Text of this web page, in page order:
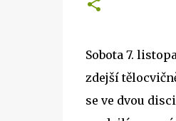
Sobota 7.
zdejší
se ve dvou